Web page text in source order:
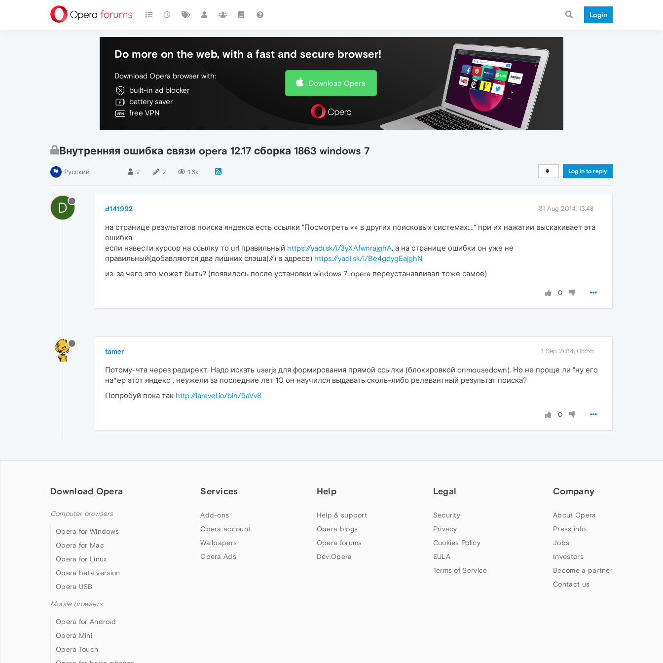
Login
Do more on the web, with a fast and secure browser!
Download Opera browser with:
built-in ad blocker
battery saver
free VPN
Download Opera
Внутренняя ошибка связи opera 12.17 сборка 1863 windows 7
Русский 2 2 1.6k Log in to reply
D d141992 31 Aug 2014, 13:48
на странице результатов поиска яндекса есть ссылки "Посмотреть «» в других поисковых системах:..." при их нажатии выскакивает эта
ошибка.
если навести курсор на ссылку то url правильный https://yadi.sk/i/3yXAfwnrajghA, а на странице ошибки он уже не
правильный(добавляются два лишних слэша(//) в адресе) https://yadi.sk/i/Be4gdygEajghN
из-за чего это может быть? (появилось после установки windows 7; opera переустанавливал тоже самое)
0
tamer 1 Sep 2014, 08:55
Потому-чта через редирект. Надо искать userjs для формирования прямой ссылки (блокировкой onmousedown). Но не проще ли "ну его
на*ер этот яндекс", неужели за последние лет 10 он научился выдавать сколь-либо релевантный результат поиска?
Попробуй пока так http://laravel.io/bin/5aVv8
0
Download Opera
Computer browsers
Opera for Windows
Opera for Mac
Opera for Linux
Opera beta version
Opera USB
Mobile browsers
Opera for Android
Opera Mini
Opera Touch
Services
Add-ons
Opera account
Wallpapers
Opera Ads
Help
Help & support
Opera blogs
Opera forums
Dev.Opera
Legal
Security
Privacy
Cookies Policy
EULA
Terms of Service
Company
About Opera
Press info
Jobs
Investors
Become a partner
Contact us